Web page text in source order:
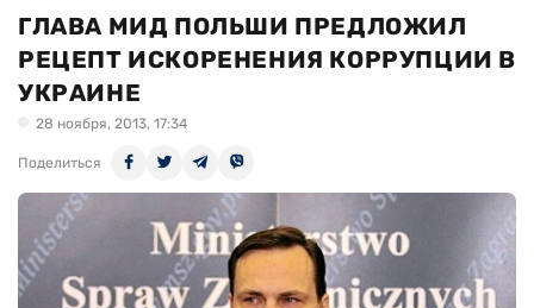
ГЛАВА МИД ПОЛЬШИ ПРЕДЛОЖИЛ
РЕЦЕПТ ИСКОРЕНЕНИЯ КОРРУПЦИИ В
УКРАИНЕ
28 ноября, 2013, 17:34
Поделиться